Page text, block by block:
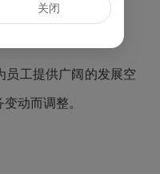
员工提供广阔的发展空
动而调整。
关闭